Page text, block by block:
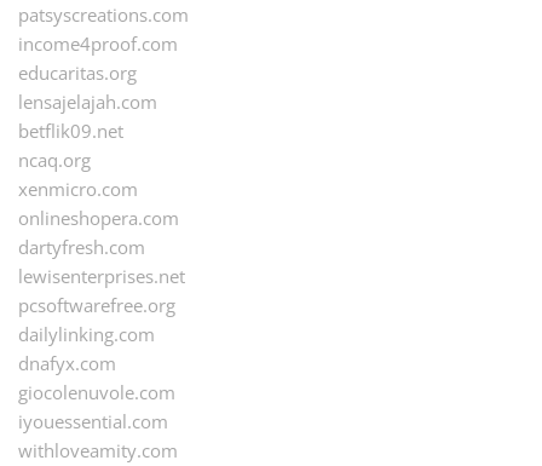
patsyscreations.com
income4proof.com
educaritas.org
lensajelajah.com
betflik09.net
ncaq.org
xenmicro.com
onlineshopera.com
dartyfresh.com
lewisenterprises.net
pcsoftwarefree.org
dailylinking.com
dnafyx.com
giocolenuvole.com
iyouessential.com
withloveamity.com